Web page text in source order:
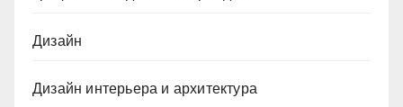
Дизайн
Дизайн интерьера и архитектура